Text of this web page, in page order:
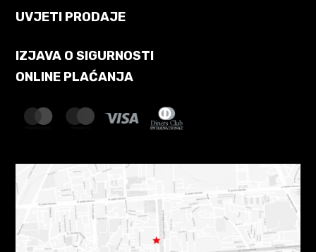
UVJETI PRODAJE
IZJAVA O SIGURNOSTI
ONLINE PLAĆANJA